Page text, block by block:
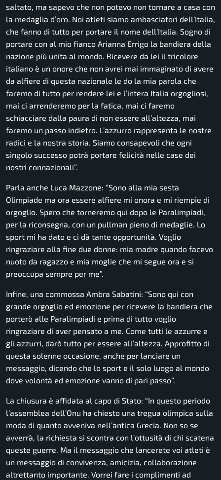
saltato, ma sapevo che non potevo non tornare a casa con
la medaglia d’oro. Noi atleti siamo ambasciatori dell’Italia,
che fanno di tutto per portare il nome dell’Italia. Sogno di
portare con al mio fianco Arianna Errigo la bandiera della
nazione più unita al mondo. Ricevere da lei il tricolore
italiano è un onore che non avrei mai immaginato di avere
da alfiere di questa nazionale le do la mia parola che
faremo di tutto per rendere lei e l’intera Italia orgogliosi,
mai ci arrenderemo per la fatica, mai ci faremo
schiacciare dalla paura di non essere all’altezza, mai
faremo un passo indietro. L’azzurro rappresenta le nostre
radici e la nostra storia. Siamo consapevoli che ogni
singolo successo potrà portare felicità nelle case dei
nostri connazionali”.
Parla anche Luca Mazzone: “Sono alla mia sesta
Olimpiade ma ora essere alfiere mi onora e mi riempie di
orgoglio. Spero che torneremo qui dopo le Paralimpiadi,
per la riconsegna, con un pullman pieno di medaglie. Lo
sport mi ha dato e ci dà tante opportunità. Voglio
ringraziare alla fine due donne: mia madre quando facevo
nuoto da ragazzo e mia moglie che mi segue ora e si
preoccupa sempre per me”.
Infine, una commossa Ambra Sabatini: “Sono qui con
grande orgoglio ed emozione per ricevere la bandiera che
porterò alle Paralimpiadi e prima di tutto voglio
ringraziare di aver pensato a me. Come tutti le azzurre e
gli azzurri, darò tutto per essere all’altezza. Approfitto di
questa solenne occasione, anche per lanciare un
messaggio, dicendo che lo sport e il solo luogo al mondo
dove volontà ed emozione vanno di pari passo”.
La chiusura è affidata al capo di Stato: “In questo periodo
l’assemblea dell’Onu ha chiesto una tregua olimpica sulla
moda di quanto avveniva nell’antica Grecia. Non so se
avverrà, la richiesta si scontra con l’ottusità di chi scatena
queste guerre. Ma il messaggio che lancerete voi atleti è
un messaggio di convivenza, amicizia, collaborazione
altrettanto importante. Vorrei fare i complimenti ad